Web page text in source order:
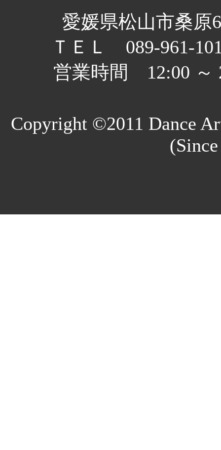
愛媛県松山市桑原
ＴＥＬ 089-961-
営業時間 12:00
Copyright ©2011 Dance